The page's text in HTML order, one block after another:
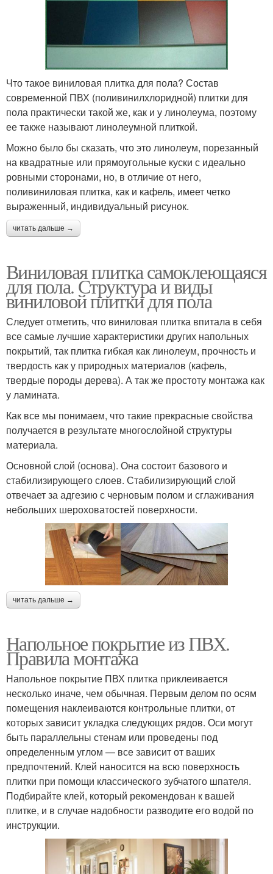
Что такое виниловая плитка для пола? Состав
современной ПВХ (поливинилхлоридной) плитки для
пола практически такой же, как и у линолеума, поэтому
ее также называют линолеумной плиткой.
Можно было бы сказать, что это линолеум, порезанный
на квадратные или прямоугольные куски с идеально
ровными сторонами, но, в отличие от него,
поливиниловая плитка, как и кафель, имеет четко
выраженный, индивидуальный рисунок.
читать дальше →
Виниловая плитка самоклеющаяся
для пола. Структура и виды
виниловой плитки для пола
Следует отметить, что виниловая плитка впитала в себя
все самые лучшие характеристики других напольных
покрытий, так плитка гибкая как линолеум, прочность и
твердость как у природных материалов (кафель,
твердые породы дерева). А так же простоту монтажа как
у ламината.
Как все мы понимаем, что такие прекрасные свойства
получается в результате многослойной структуры
материала.
Основной слой (основа). Она состоит базового и
стабилизирующего слоев. Стабилизирующий слой
отвечает за адгезию с черновым полом и сглаживания
небольших шероховатостей поверхности.
читать дальше →
Напольное покрытие из ПВХ.
Правила монтажа
Напольное покрытие ПВХ плитка приклеивается
несколько иначе, чем обычная. Первым делом по осям
помещения наклеиваются контрольные плитки, от
которых зависит укладка следующих рядов. Оси могут
быть параллельны стенам или проведены под
определенным углом — все зависит от ваших
предпочтений. Клей наносится на всю поверхность
плитки при помощи классического зубчатого шпателя.
Подбирайте клей, который рекомендован к вашей
плитке, и в случае надобности разводите его водой по
инструкции.